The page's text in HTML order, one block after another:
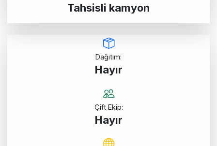
Tahsisli kamyon
Dağıtım:
Hayır
Çift Ekip:
Hayır